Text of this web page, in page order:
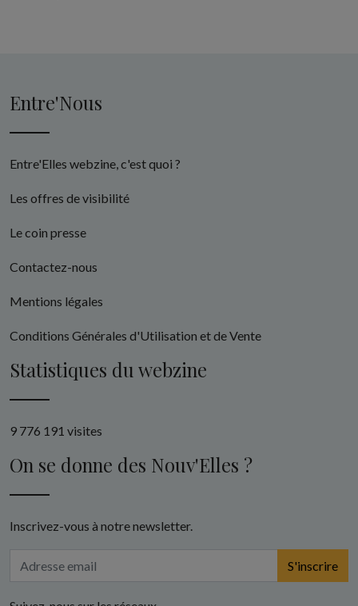
Entre'Nous
Entre'Elles webzine, c'est quoi ?
Les offres de visibilité
Le coin presse
Contactez-nous
Mentions légales
Conditions Générales d'Utilisation et de Vente
Statistiques du webzine
9 776 191 visites
On se donne des Nouv'Elles ?
Inscrivez-vous à notre newsletter.
S'inscrire